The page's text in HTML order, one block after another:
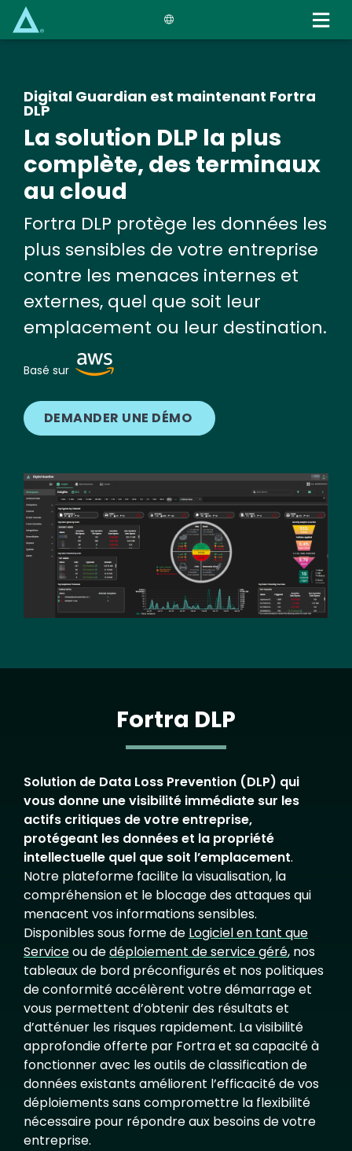
Digital Guardian est maintenant Fortra
DLP
La solution DLP la plus
complète, des terminaux
au cloud
Fortra DLP protège les données les
plus sensibles de votre entreprise
contre les menaces internes et
externes, quel que soit leur
emplacement ou leur destination.
Basé sur Image
DEMANDER UNE DÉMO
Image
Fortra DLP
Solution de Data Loss Prevention (DLP) qui
vous donne une visibilité immédiate sur les
actifs critiques de votre entreprise,
protégeant les données et la propriété
intellectuelle quel que soit l’emplacement.
Notre plateforme facilite la visualisation, la
compréhension et le blocage des attaques qui
menacent vos informations sensibles.
Disponibles sous forme de Logiciel en tant que
Serviceou dedéploiement de service géré, nos
tableaux de bord préconfigurés et nos politiques
de conformité accélèrent votre démarrage et
vous permettent d’obtenir des résultats et
d’atténuer les risques rapidement. La visibilité
approfondie offerte par Fortra et sa capacité à
fonctionner avec les outils de classification de
données existants améliorent l’efficacité de vos
déploiements sans compromettre la flexibilité
nécessaire pour répondre aux besoins de votre
entreprise.